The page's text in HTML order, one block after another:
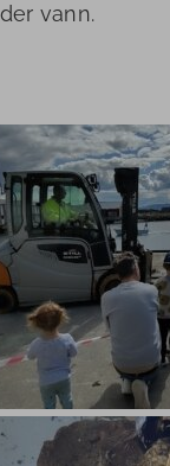
vann.